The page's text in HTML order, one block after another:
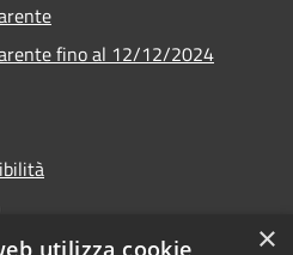
fino al 12/12/2024
×
utilizza cookie